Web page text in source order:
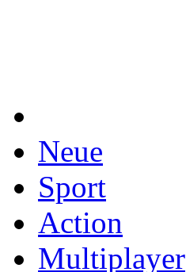
Neue
Sport
Action
Multiplayer